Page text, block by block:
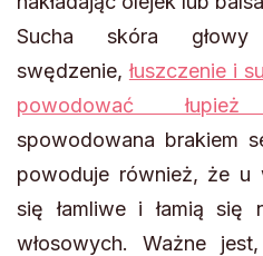
Sucha skóra
swędzenie, łuszczenie i
powodować
spowodowana brakiem
powoduje również, że u
się łamliwe i łamią się
włosowych. Ważne